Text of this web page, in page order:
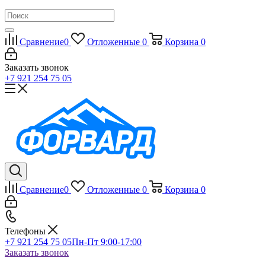
Сравнение0 Отложенные 0 Корзина 0
Заказать звонок
+7 921 254 75 05
Сравнение0 Отложенные 0 Корзина 0
Телефоны
+7 921 254 75 05Пн-Пт 9:00-17:00
Заказать звонок